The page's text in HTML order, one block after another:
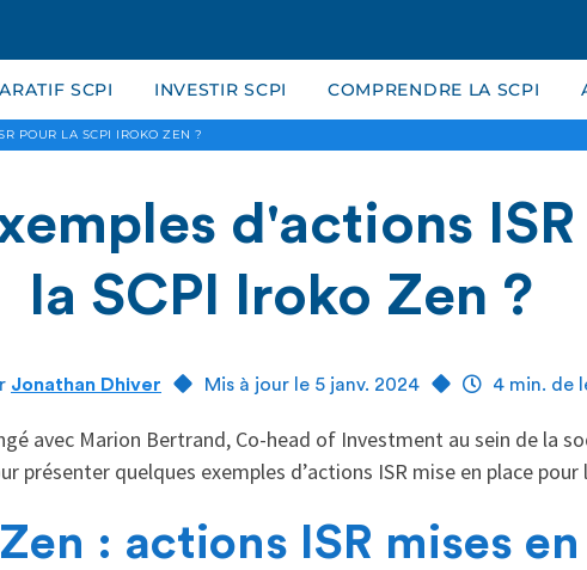
SCPI INVESTIR SCPI COMPRENDRE LA SCPI
POUR LA SCPI IROKO ZEN ?
d'actions
la SCPI Iroko Zen ?
Jonathan Dhiver Mis à jour le 5 janv. 2024 4 min. de
avec Marion Bertrand, Co-head of Investment au sein de la
présenter quelques exemples d’actions ISR mise en place pour
: actions ISR mises